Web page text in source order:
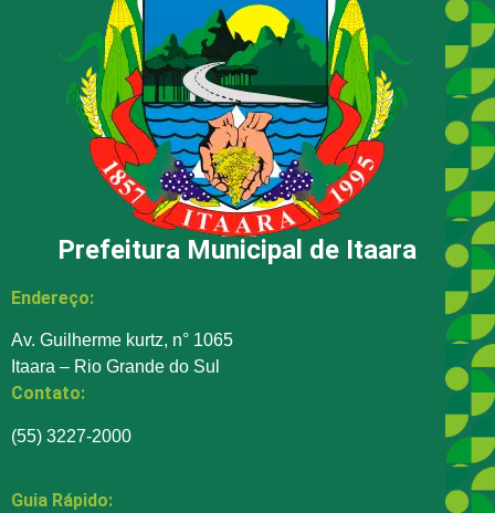
Prefeitura Municipal de Itaara
Endereço:
Av. Guilherme kurtz, n° 1065
Itaara – Rio Grande do Sul
Contato:
(55) 3227-2000
Guia Rápido: